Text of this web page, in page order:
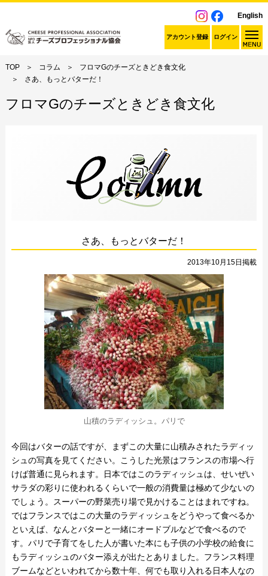
English
アカウント登録 ログイン
TOP コラム
フロマGのチーズときどき食文化
さあ、もっとバターだ！
フロマGのチーズときどき食文化
さあ、もっとバターだ！
2013年10月15日掲載
山積のラディッシュ。パリで
今回はバターの話ですが、まずこの大量に山積みされたラディッ
シュの写真を見てください。こうした光景はフランスの市場へ行
けば普通に見られます。日本ではこのラディッシュは、せいぜい
サラダの彩りに使われるくらいで一般の消費量は極めて少ないの
でしょう。スーパーの野菜売り場で見かけることはまれですね。
ではフランスではこの大量のラディッシュをどうやって食べるか
といえば、なんとバターと一緒にオードブルなどで食べるので
す。パリで子育てをした人が書いた本にも子供の小学校の給食に
もラディッシュのバター添えが出たとありました。フランス料理
ブームなどといわれてから数十年、何でも取り入れる日本人なの